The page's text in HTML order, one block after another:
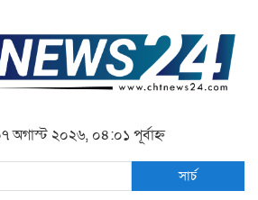
অগাস্ট ২০২৬, ০৪:০১ পূর্বাহ্ন
সার্চ